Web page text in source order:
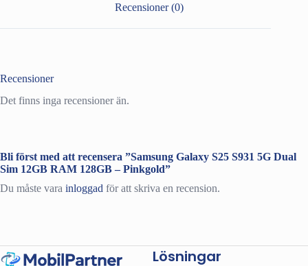
Recensioner (0)
Recensioner
Det finns inga recensioner än.
Bli först med att recensera ”Samsung Galaxy S25 S931 5G Dual
Sim 12GB RAM 128GB – Pinkgold”
Du måste vara inloggad för att skriva en recension.
Lösningar